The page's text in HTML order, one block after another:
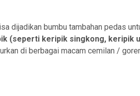
dijadikan bumbu tambahan pedas
(seperti keripik singkong, keripik
di berbagai macam cemilan /